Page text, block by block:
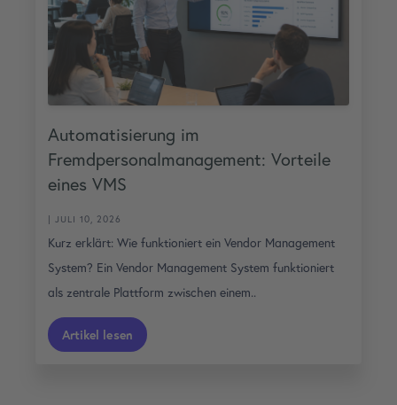
Automatisierung im
Fremdpersonalmanagement: Vorteile
eines VMS
| JULI 10, 2026
Kurz erklärt: Wie funktioniert ein Vendor Management
System? Ein Vendor Management System funktioniert
als zentrale Plattform zwischen einem..
Artikel lesen